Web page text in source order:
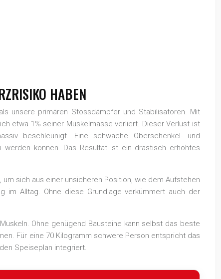
HABEN
unsere primären Stossdämpfer und Stabilisatoren. Mit
etwa 1% seiner Muskelmasse verliert. Dieser Verlust ist
beschleunigt. Eine schwache Oberschenkel- und
können. Das Resultat ist ein drastisch erhöhtes
sich aus einer unsicheren Position, wie dem Aufstehen
Alltag. Ohne diese Grundlage verkümmert auch der
Ohne genügend Bausteine kann selbst das beste
Für eine 70 Kilogramm schwere Person entspricht das
Speiseplan integriert.